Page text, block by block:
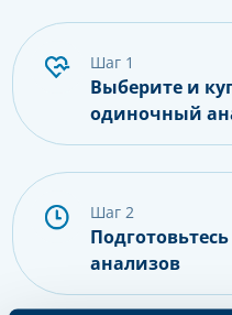
шаг 1
Выберите и
одиночный
шаг 2
анализов